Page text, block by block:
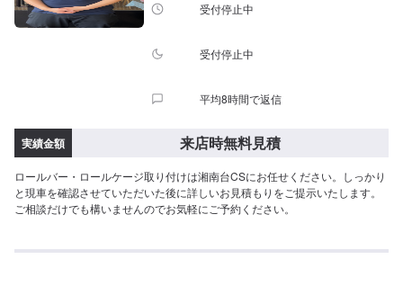
受付停止中
受付停止中
平均8時間で返信
実績金額 来店時無料見積
ロールバー・ロールケージ取り付けは湘南台CSにお任せください。しっかり
と現車を確認させていただいた後に詳しいお見積もりをご提示いたします。
ご相談だけでも構いませんのでお気軽にご予約ください。